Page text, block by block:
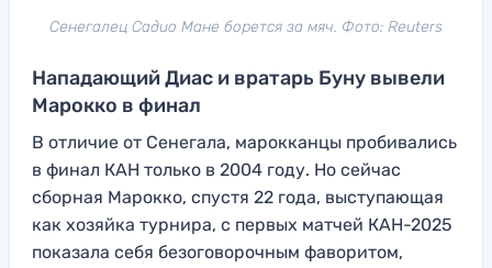
Сенегалец Садио Мане борется за мяч. Фото: Reuters
Нападающий Диас и вратарь Буну вывели
Марокко в финал
В отличие от Сенегала, марокканцы пробивались
в финал КАН только в 2004 году. Но сейчас
сборная Марокко, спустя 22 года, выступающая
как хозяйка турнира, с первых матчей КАН-2025
показала себя безоговорочным фаворитом,